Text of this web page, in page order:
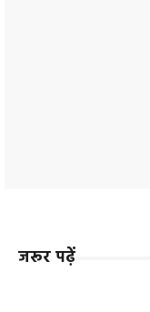
जरूर पढ़ें